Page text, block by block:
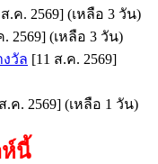
.ค. 2569] (เหลือ 3 วัน)
. 2569] (เหลือ 3 วัน)
วัล [11 ส.ค. 2569]
.ค. 2569] (เหลือ 1 วัน)
นี้